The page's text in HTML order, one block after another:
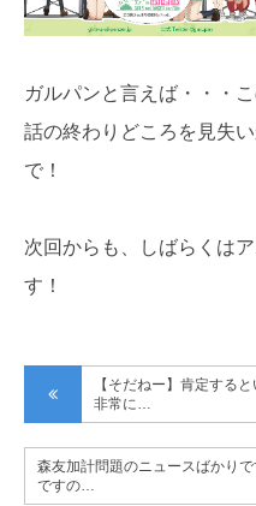
ガルパンと言えば・・・
話の終わりどころを見失
で！
次回からも、しばらくは
す！
【そだねー】肯定する
非常に…
森友加計問題のニュースばかり
ですの…